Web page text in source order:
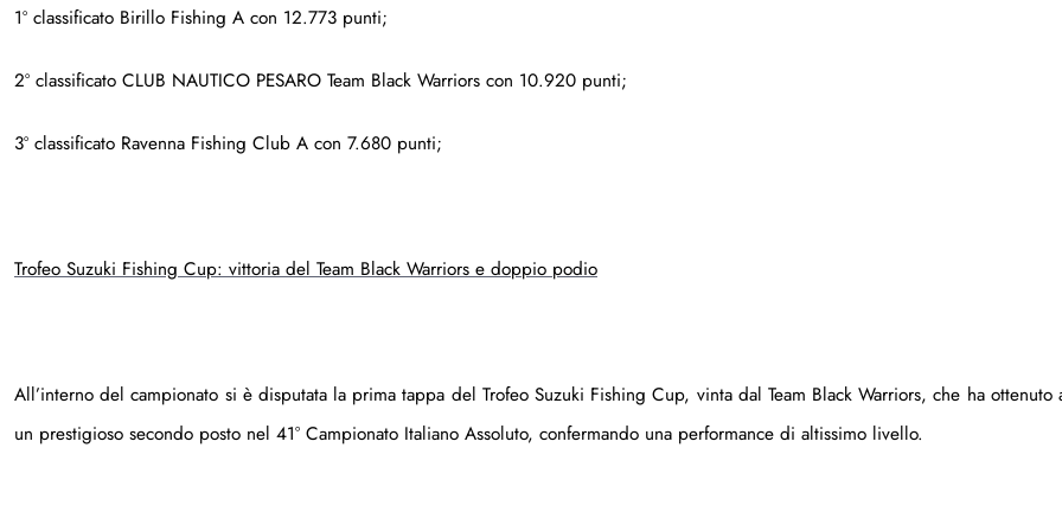
1º classificato Birillo Fishing A con 12.773 punti;
2º classificato CLUB NAUTICO PESARO Team Black Warriors con 10.920 punti;
3º classificato Ravenna Fishing Club A con 7.680 punti;
Trofeo Suzuki Fishing Cup: vittoria del Team Black Warriors e doppio podio
All’interno del campionato si è disputata la prima tappa del Trofeo Suzuki Fishing Cup, vinta dal Team Black Warriors, che ha ottenuto
un prestigioso secondo posto nel 41° Campionato Italiano Assoluto, confermando una performance di altissimo livello.